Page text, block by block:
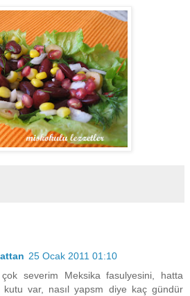
25 Ocak 2011 01:10
severim Meksika fasulyesini, hatta
var, nasıl yapsm diye kaç gündür